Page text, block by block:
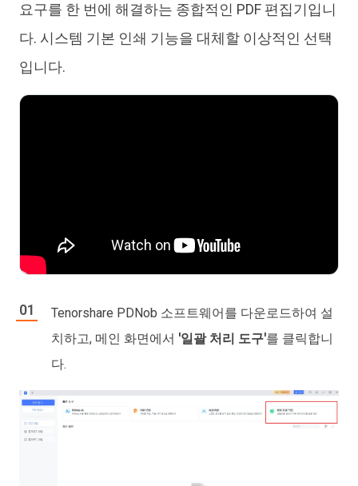
요구를 한 번에 해결하는 종합적인 PDF 편집기입니
다. 시스템 기본 인쇄 기능을 대체할 이상적인 선택
입니다.
Tenorshare PDNob 소프트웨어를 다운로드하여 설
치하고, 메인 화면에서 '일괄 처리 도구'를 클릭합니
다.